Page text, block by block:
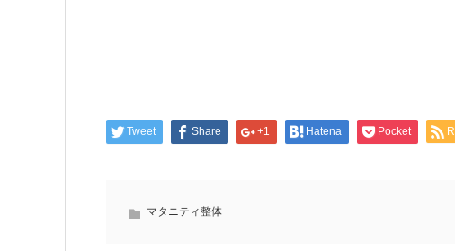
Tweet Share +1 Hatena Pocket
マタニティ整体